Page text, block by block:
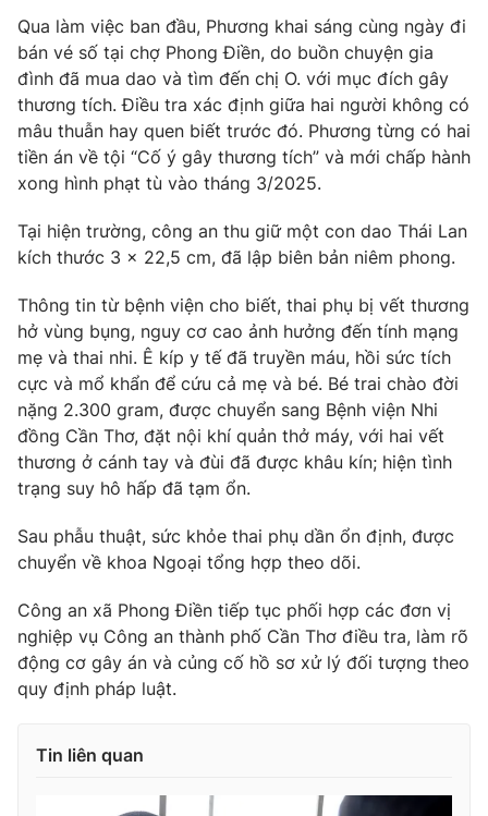
VTV Sức khoẻ Bất động sản
Thị trường 24h Tấm lòng Việt
VTV4 Vươn mình bằng AI
VTV9 VTV8
Liên hệ tòa soạn English
THỜI BÁO VTV
Theo dõi báo trên
Cơ quan chủ quản:
Đài Truyền hình Việt Nam
Cơ quan báo chí:Thời báo VTV
Giấy phép hoạt động báo in và báo điện tử số 483/GP-BTTTT
cấp ngày 29/12/2023
Phó Tổng Biên tập:
Nguyễn Trọng Ninh
024.38 355 931 - 024.38 355 932
Qua làm việc ban đầu, Phương khai sáng cùng ngày đi
bán vé số tại chợ Phong Điền, do buồn chuyện gia
đình đã mua dao và tìm đến chị O. với mục đích gây
thương tích. Điều tra xác định giữa hai người không có
mâu thuẫn hay quen biết trước đó. Phương từng có hai
tiền án về tội “Cố ý gây thương tích” và mới chấp hành
xong hình phạt tù vào tháng 3/2025.
Tại hiện trường, công an thu giữ một con dao Thái Lan
kích thước 3 x 22,5 cm, đã lập biên bản niêm phong.
Thông tin từ bệnh viện cho biết, thai phụ bị vết thương
hở vùng bụng, nguy cơ cao ảnh hưởng đến tính mạng
mẹ và thai nhi. Ê kíp y tế đã truyền máu, hồi sức tích
cực và mổ khẩn để cứu cả mẹ và bé. Bé trai chào đời
nặng 2.300 gram, được chuyển sang Bệnh viện Nhi
đồng Cần Thơ, đặt nội khí quản thở máy, với hai vết
thương ở cánh tay và đùi đã được khâu kín; hiện tình
trạng suy hô hấp đã tạm ổn.
Sau phẫu thuật, sức khỏe thai phụ dần ổn định, được
chuyển về khoa Ngoại tổng hợp theo dõi.
Công an xã Phong Điền tiếp tục phối hợp các đơn vị
nghiệp vụ Công an thành phố Cần Thơ điều tra, làm rõ
động cơ gây án và củng cố hồ sơ xử lý đối tượng theo
quy định pháp luật.
Tin liên quan